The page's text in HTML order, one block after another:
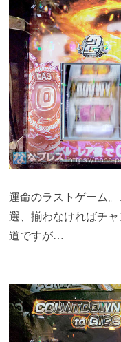
運命のラストゲーム
選、揃わなければチ
道ですが…